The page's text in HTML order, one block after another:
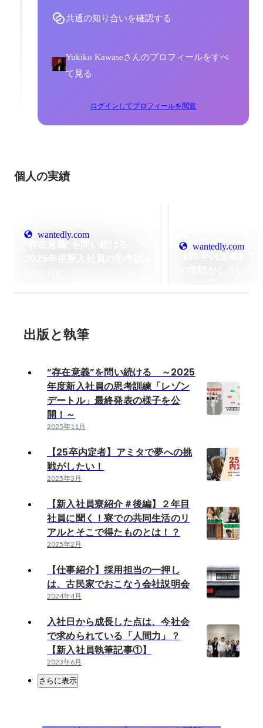
共通の知り合いを確認する
Yukiko Kawaseさんのプロフィールをすべ
て見る
ログインしてプロフィールを閲覧
個人の実績
wantedly.com
wantedly.com
出版と執筆
“存在意義”を問い続ける ～2025
年度新入社員の思考訓練「レゾン
デートル」最終発表の様子を公
開！～
2025年11月
【25卒内定者】アミタで夢への挑
戦がしたい！
2025年3月
【新入社員寮紹介＃後編】２年目
社員に聞く！寮での共同生活のリ
アルとそこで得たものとは！？
2025年2月
【仕事紹介】採用担当の一押し
は、古民家でおこなう会社説明会
2024年4月
入社日から成長した点は、今社会
で求められている「人間力」？
【新入社員執筆記事①】
2023年6月
さらに表示